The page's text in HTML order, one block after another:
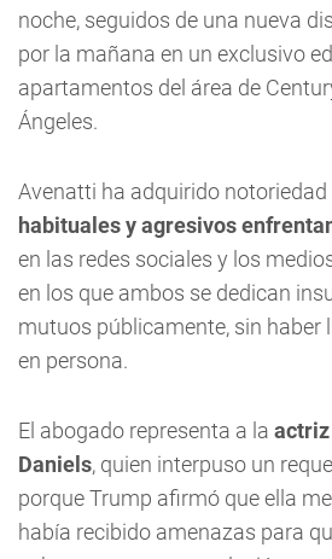
noche, seguidos de una nueva
por la mañana en un exclusivo
apartamentos del área de
Ángeles.
Avenatti ha adquirido
habituales y agresivos
en las redes sociales y los
en los que ambos se dedican
mutuos públicamente, sin haber
en persona.
El abogado representa a la
Daniels, quien interpuso un
porque Trump afirmó que ella
había recibido amenazas para